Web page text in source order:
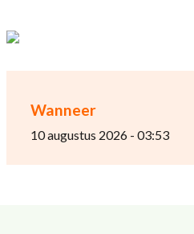
Wanneer
10 augustus 2026 - 03:53